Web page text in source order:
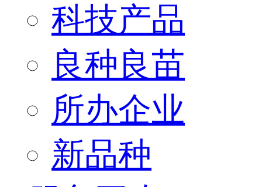
科技产品
良种良苗
所办企业
新品种